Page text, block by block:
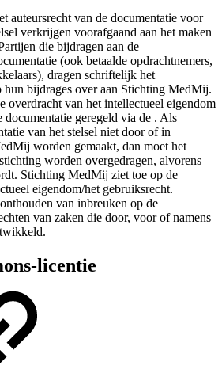
auteursrecht van de documentatie voor
verkrijgen voorafgaand aan het maken
die bijdragen aan de
(ook betaalde opdrachtnemers,
dragen schriftelijk het
hun bijdrages over aan Stichting MedMij.
overdracht van het intellectueel eigendom
documentatie geregeld via de . Als
van het stelsel niet door of in
worden gemaakt, dan moet het
worden overgedragen, alvorens
Stichting MedMij ziet toe op de
eigendom/het gebruiksrecht.
van inbreuken op de
van zaken die door, voor of namens
licentie